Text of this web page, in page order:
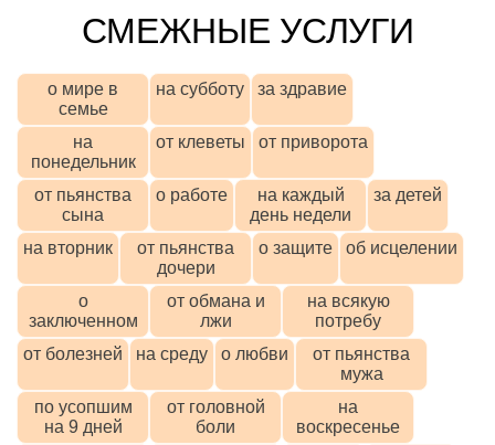
СМЕЖНЫЕ УСЛУГИ
о мире в
семье
на субботу за здравие
на
понедельник
от клеветы от приворота
от пьянства
сына
о работе
на каждый
день недели
за детей
на вторник
от пьянства
дочери
о защите об исцелении
о
заключенном
от обмана и
лжи
на всякую
потребу
от болезней
на среду о любви
от пьянства
мужа
по усопшим
на 9 дней
от головной
боли
на
воскресенье